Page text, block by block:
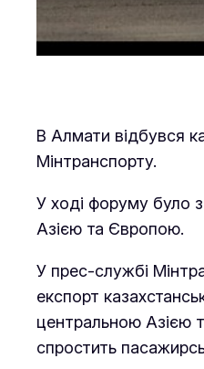
В Алмати відбувся
Мінтранспорту.
У ході форуму було
Азією та Європою.
У прес-службі
експорт
центральною Азією
спростить